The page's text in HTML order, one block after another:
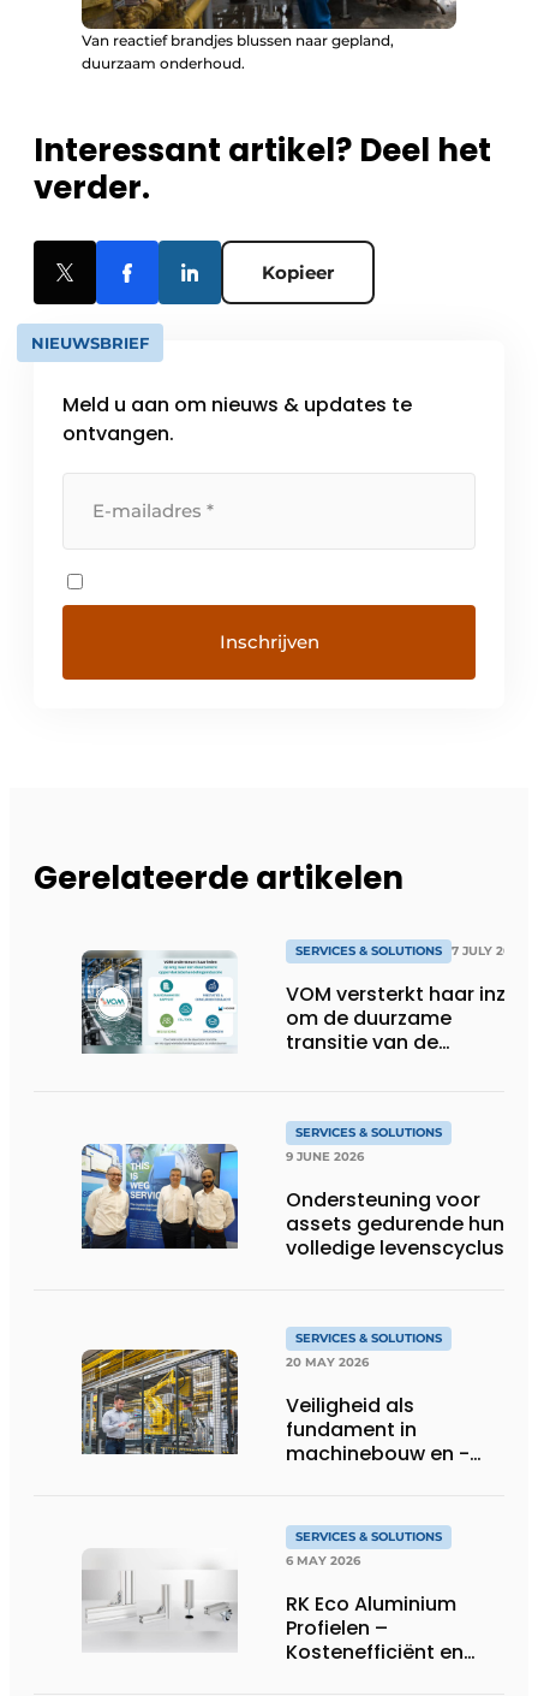
Van reactief brandjes blussen naar gepland,
duurzaam onderhoud.
Interessant artikel? Deel het
verder.
Kopieer
NIEUWSBRIEF
Meld u aan om nieuws & updates te
ontvangen.
Gerelateerde artikelen
SERVICES & SOLUTIONS 7 JULY 2026
VOM versterkt haar inzet
om de duurzame
transitie van de
SERVICES & SOLUTIONS
9 JUNE 2026
Ondersteuning voor
assets gedurende hun
volledige levenscyclus
SERVICES & SOLUTIONS
20 MAY 2026
Veiligheid als
fundament in
machinebouw en -
SERVICES & SOLUTIONS
6 MAY 2026
RK Eco Aluminium
Profielen –
Kostenefficiënt en